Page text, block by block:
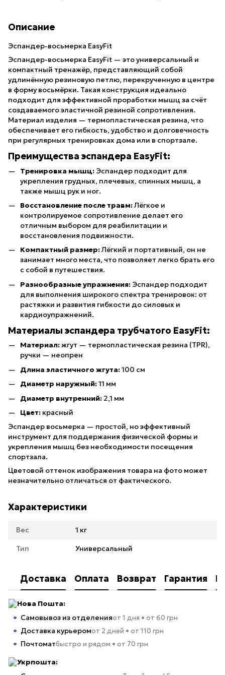
Описание
Эспандер-восьмерка EasyFit
Эспандер-восьмерка EasyFit — это универсальный и
компактный тренажёр, представляющий собой
удлинённую резиновую петлю, перекрученную в центре
в форму восьмёрки. Такая конструкция идеально
подходит для эффективной проработки мышц за счёт
создаваемого эластичной резиной сопротивления.
Материал изделия — термопластическая резина, что
обеспечивает его гибкость, удобство и долговечность
при регулярных тренировках дома или в спортзале.
Преимущества эспандера EasyFit:
Тренировка мышц: Эспандер подходит для
укрепления грудных, плечевых, спинных мышц, а
также мышц рук и ног.
Восстановление после травм:Лёгкое и
контролируемое сопротивление делает его
отличным выбором для реабилитации и
восстановления подвижности.
Компактный размер:Лёгкий и портативный, он не
занимает много места, что позволяет легко брать его
с собой в путешествия.
Разнообразные упражнения: Эспандер подходит
для выполнения широкого спектра тренировок: от
растяжки и развития гибкости до силовых и
кардиоупражнений.
Материалы эспандера трубчатого EasyFit:
Материал:жгут — термопластическая резина (TPR),
ручки — неопрен
Длина эластичного жгута:100 см
Диаметр наружный:11 мм
Диаметр внутренний: 2,1 мм
Цвет: красный
Эспандер восьмерка — простой, но эффективный
инструмент для поддержания физической формы и
укрепления мышц без необходимости посещения
спортзала.
Цветовой оттенок изображения товара на фото может
незначительно отличаться от фактического.
Характеристики
Вес 1 кг
Тип Универсальный
Доставка Оплата Возврат Гарантия
Нова Пошта:
Самовывоз из отделенияот 1 дня • от 60 грн
Доставка курьеромот 2 дней • от 110 грн
Почтоматбыстро и рядом • от 70 грн
Укрпошта: